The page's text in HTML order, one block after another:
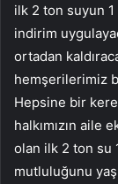
ilk 2 ton suyun
indirim
ortadan
hemşerilerimiz
Hepsine bir
halkımızın aile
olan ilk 2 ton su
mutluluğunu